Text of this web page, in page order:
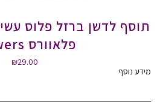
תוסף לדשן ברזל פלוס
פלאוורס Flowers
₪29.00
מידע נוסף